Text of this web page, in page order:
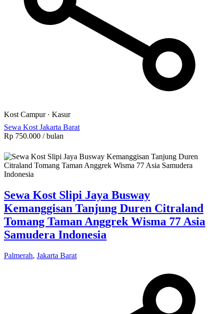
Kost Campur· Kasur
Sewa Kost Jakarta Barat
Rp 750.000 / bulan
Sewa Kost Slipi Jaya Busway
Kemanggisan Tanjung Duren Citraland
Tomang Taman Anggrek Wisma 77 Asia
Samudera Indonesia
Palmerah, Jakarta Barat